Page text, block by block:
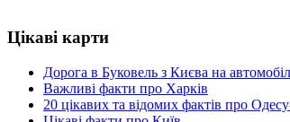
Цікаві карти
Дорога в Буковель з Києва на
Важливі факти про Харків
20 цікавих та відомих фактів про